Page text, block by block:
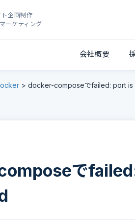
ト企画制作
ーケティング
会社概要
> docker-composeでfailed: port
で